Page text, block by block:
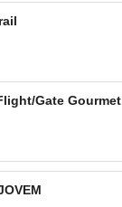
Gate Gourmet